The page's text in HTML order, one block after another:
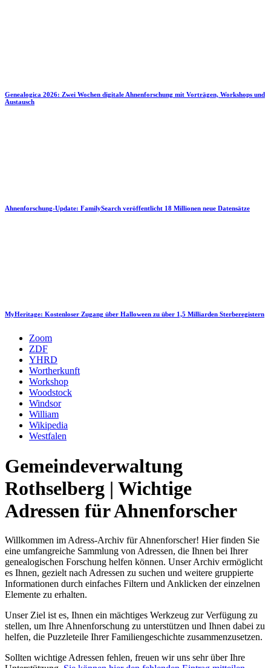
Genealogica 2026: Zwei Wochen digitale Ahnenforschung mit Vorträgen, Workshops und
Austausch
Ahnenforschung-Update: FamilySearch veröffentlicht 18 Millionen neue Datensätze
MyHeritage: Kostenloser Zugang über Halloween zu über 1,5 Milliarden Sterberegistern
Zoom
ZDF
YHRD
Wortherkunft
Workshop
Woodstock
Windsor
William
Wikipedia
Westfalen
Gemeindeverwaltung
Rothselberg | Wichtige
Adressen für Ahnenforscher
Willkommen im Adress-Archiv für Ahnenforscher! Hier finden Sie
eine umfangreiche Sammlung von Adressen, die Ihnen bei Ihrer
genealogischen Forschung helfen können. Unser Archiv ermöglicht
es Ihnen, gezielt nach Adressen zu suchen und weitere gruppierte
Informationen durch einfaches Filtern und Anklicken der einzelnen
Elemente zu erhalten.
Unser Ziel ist es, Ihnen ein mächtiges Werkzeug zur Verfügung zu
stellen, um Ihre Ahnenforschung zu unterstützen und Ihnen dabei zu
helfen, die Puzzleteile Ihrer Familiengeschichte zusammenzusetzen.
Sollten wichtige Adressen fehlen, freuen wir uns sehr über Ihre